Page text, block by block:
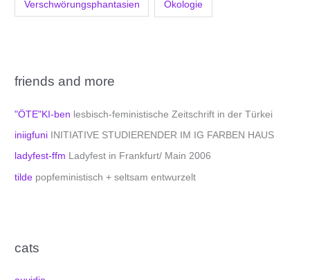
Verschwörungsphantasien Ökologie
friends and more
"ÖTE"KI-ben lesbisch-feministische Zeitschrift in der Türkei
iniigfuni INITIATIVE STUDIERENDER IM IG FARBEN HAUS
ladyfest-ffm Ladyfest in Frankfurt/ Main 2006
tilde popfeministisch + seltsam entwurzelt
cats